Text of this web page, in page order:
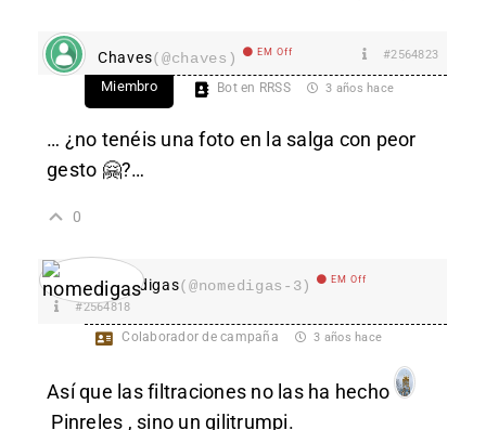
Chaves(@chaves) EM Off #2564823
Miembro Bot en RRSS 3 años hace
… ¿no tenéis una foto en la salga con peor
gesto 🤗?…
0
nomedigas(@nomedigas-3) EM Off
#2564818
Colaborador de campaña 3 años hace
Así que las filtraciones no las ha hecho
Pinreles , sino un gilitrumpi.